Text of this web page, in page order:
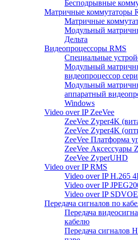
Бесподрывные
Матричные коммутаторы
Матричные
Модульный
Дельта
Видеопроцессоры RMS
Специальные
Модульный
видеопроцессор
Модульный
аппаратный
Windows
Video over IP ZeeVee
ZeeVee Zyper4K
ZeeVee Zyper4K
ZeeVee Платформа
ZeeVee Аксессуары
ZeeVee ZyperUHD
Video over IP RMS
Video over IP H.265
Video over IP
Video over IP
Передача сигналов по
Передача
кабелю
Передача сигналов